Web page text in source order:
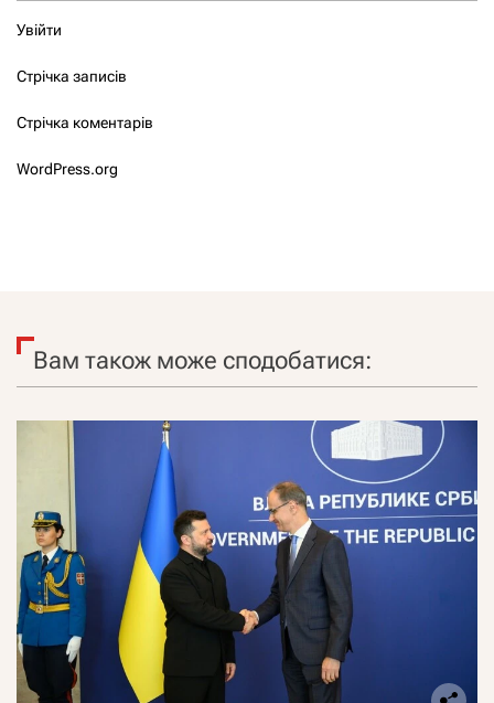
Увійти
Стрічка записів
Стрічка коментарів
WordPress.org
Вам також може сподобатися: